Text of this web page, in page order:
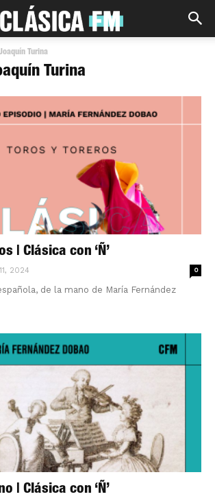
Turina
Turina
| Clásica con ‘Ñ’
2024 0
de la mano de María Fernández
| Clásica con ‘Ñ’